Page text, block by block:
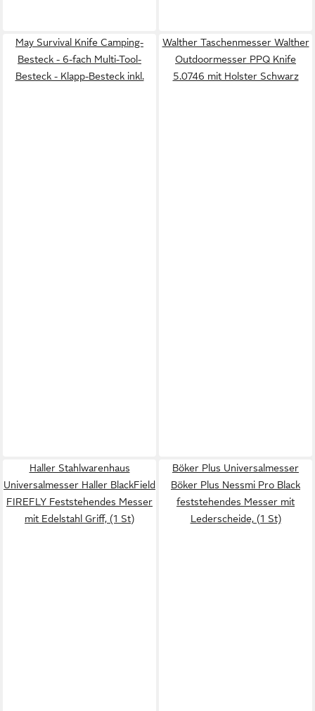
May Survival Knife Camping-
Besteck - 6-fach Multi-Tool-
Besteck - Klapp-Besteck inkl.
Walther Taschenmesser Walther
Outdoormesser PPQ Knife
5.0746 mit Holster Schwarz
Haller Stahlwarenhaus
Universalmesser Haller BlackField
FIREFLY Feststehendes Messer
mit Edelstahl Griff, (1 St)
Böker Plus Universalmesser
Böker Plus Nessmi Pro Black
feststehendes Messer mit
Lederscheide, (1 St)